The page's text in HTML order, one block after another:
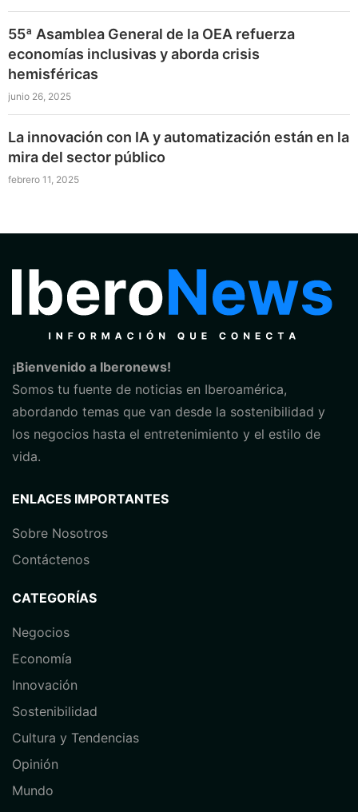
55ª Asamblea General de la OEA refuerza
economías inclusivas y aborda crisis
hemisféricas
junio 26, 2025
La innovación con IA y automatización están en la
mira del sector público
febrero 11, 2025
¡Bienvenido a Iberonews!
Somos tu fuente de noticias en Iberoamérica,
abordando temas que van desde la sostenibilidad y
los negocios hasta el entretenimiento y el estilo de
vida.
ENLACES IMPORTANTES
Sobre Nosotros
Contáctenos
CATEGORÍAS
Negocios
Economía
⁠Innovación
Sostenibilidad
Cultura y Tendencias
Opinión
⁠Mundo